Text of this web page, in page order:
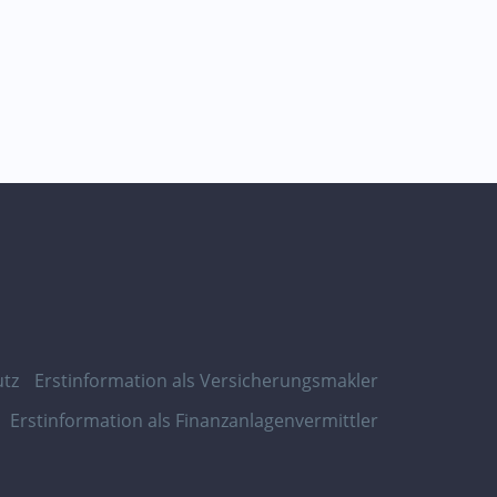
Erstinformation als Versicherungsmakler
Erstinformation als Finanzanlagenvermittler